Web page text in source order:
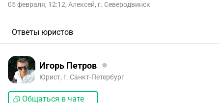
05 февраля, 12:12, Алексей, г. Северодвинск
Ответы юристов
Игорь Петров
Юрист, г. Санкт-Петербург
Общаться в чате